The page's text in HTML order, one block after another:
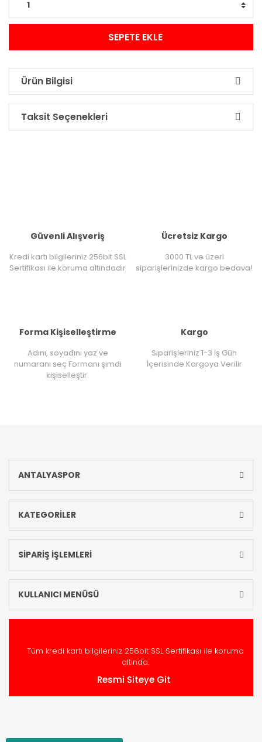
SEPETE EKLE
Ürün Bilgisi
Taksit Seçenekleri
Güvenli Alışveriş
Kredi kartı bilgileriniz 256bit SSL
Sertifikası ile koruma altındadır
Ücretsiz Kargo
3000 TL ve üzeri
siparişlerinizde kargo bedava!
Forma Kişiselleştirme
Adını, soyadını yaz ve
numaranı seç Formanı şimdi
kişiselleştir.
Kargo
Siparişleriniz 1-3 İş Gün
İçerisinde Kargoya Verilir
ANTALYASPOR
KATEGORİLER
SİPARİŞ İŞLEMLERİ
KULLANICI MENÜSÜ
Tüm kredi kartı bilgileriniz 256bit SSL Sertifikası ile koruma
altında.
Resmi Siteye Git